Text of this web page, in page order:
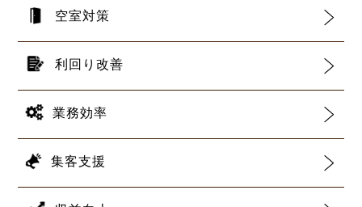
空室対策
利回り改善
業務効率
集客支援